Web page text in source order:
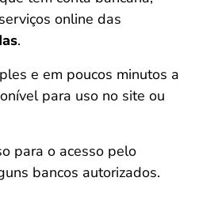
online das
.
e em poucos minutos a
para uso no site ou
para o acesso pelo
bancos autorizados.